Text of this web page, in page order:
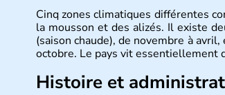
Cinq zones climatiques différentes
la mousson et des alizés. Il existe
(saison chaude), de novembre à
octobre. Le pays vit essentiellement
Histoire et